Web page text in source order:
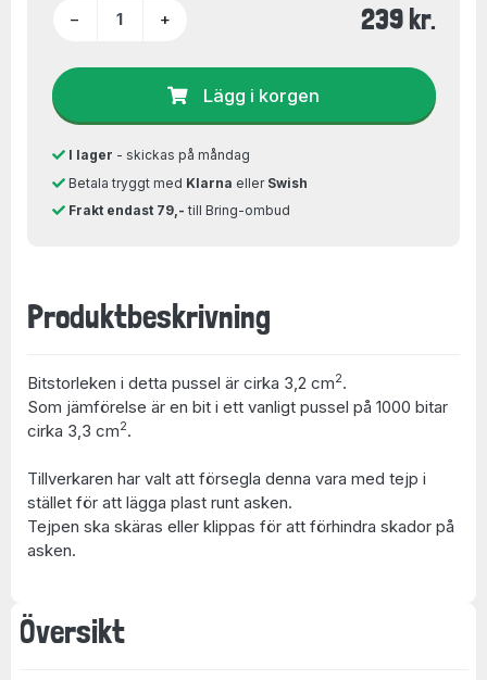
Översikt
− + 239 kr.
Lägg i korgen
I lager - skickas på måndag
Betala tryggt med Klarna eller Swish
Frakt endast 79,- till Bring-ombud
Produktbeskrivning
Bitstorleken i detta pussel är cirka 3,2 cm2.
Som jämförelse är en bit i ett vanligt pussel på 1000 bitar
cirka 3,3 cm2.
Tillverkaren har valt att försegla denna vara med tejp i
stället för att lägga plast runt asken.
Tejpen ska skäras eller klippas för att förhindra skador på
asken.